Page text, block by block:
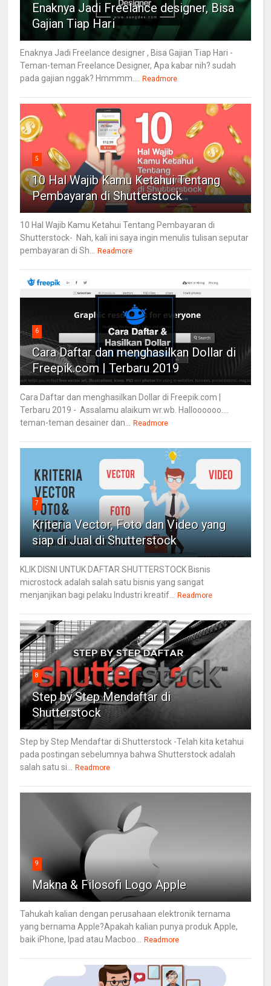
Enaknya Jadi Freelance designer, Bisa
Gajian Tiap Hari
Enaknya Jadi Freelance designer , Bisa Gajian Tiap Hari -
Teman-teman Freelance Designer, Apa kabar nih? sudah
pada gajian nggak? Hmmmm....
Readmore
5
10 Hal Wajib Kamu Ketahui Tentang
Pembayaran di Shutterstock
10 Hal Wajib Kamu Ketahui Tentang Pembayaran di
Shutterstock- Nah, kali ini saya ingin menulis tulisan seputar
pembayaran di Sh...
Readmore
6
Cara Daftar dan menghasilkan Dollar di
Freepik.com | Terbaru 2019
Cara Daftar dan menghasilkan Dollar di Freepik.com |
Terbaru 2019 - Assalamu alaikum wr.wb. Halloooooo....
teman-teman desainer dan...
Readmore
7
Kriteria Vector, Foto dan Video yang
siap di Jual di Shutterstock
KLIK DISNI UNTUK DAFTAR SHUTTERSTOCK Bisnis
microstock adalah salah satu bisnis yang sangat
menjanjikan bagi pelaku Industri kreatif...
Readmore
8
Step by Step Mendaftar di
Shutterstock
Step by Step Mendaftar di Shutterstock -Telah kita ketahui
pada postingan sebelumnya bahwa Shutterstock adalah
salah satu si...
Readmore
9
Makna & Filosofi Logo Apple
Tahukah kalian dengan perusahaan elektronik ternama
yang bernama Apple?Apakah kalian punya produk Apple,
baik iPhone, Ipad atau Macboo...
Readmore